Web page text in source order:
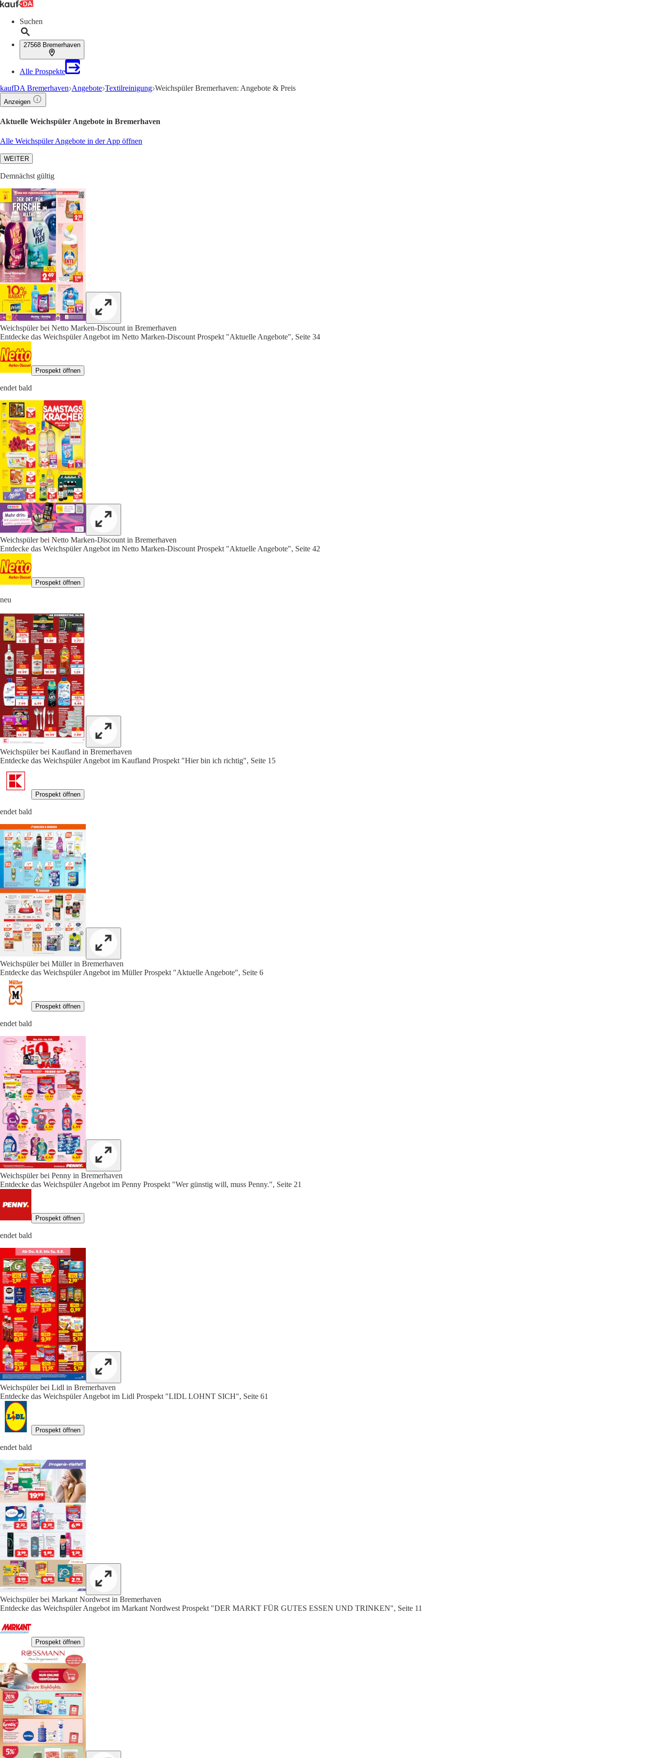
Suchen
27568 Bremerhaven
Alle Prospekte
kaufDA Bremerhaven Angebote Textilreinigung Weichspüler Bremerhaven: Angebote & Preis
Anzeigen
Aktuelle Weichspüler Angebote in Bremerhaven
Alle Weichspüler Angebote in der App öffnen
WEITER
Demnächst gültig
Weichspüler bei Netto Marken-Discount in Bremerhaven
Entdecke das Weichspüler Angebot im Netto Marken-Discount Prospekt "Aktuelle Angebote", Seite 34
Prospekt öffnen
endet bald
Weichspüler bei Netto Marken-Discount in Bremerhaven
Entdecke das Weichspüler Angebot im Netto Marken-Discount Prospekt "Aktuelle Angebote", Seite 42
Prospekt öffnen
neu
Weichspüler bei Kaufland in Bremerhaven
Entdecke das Weichspüler Angebot im Kaufland Prospekt "Hier bin ich richtig", Seite 15
Prospekt öffnen
endet bald
Weichspüler bei Müller in Bremerhaven
Entdecke das Weichspüler Angebot im Müller Prospekt "Aktuelle Angebote", Seite 6
Prospekt öffnen
endet bald
Weichspüler bei Penny in Bremerhaven
Entdecke das Weichspüler Angebot im Penny Prospekt "Wer günstig will, muss Penny.", Seite 21
Prospekt öffnen
endet bald
Weichspüler bei Lidl in Bremerhaven
Entdecke das Weichspüler Angebot im Lidl Prospekt "LIDL LOHNT SICH", Seite 61
Prospekt öffnen
endet bald
Weichspüler bei Markant Nordwest in Bremerhaven
Entdecke das Weichspüler Angebot im Markant Nordwest Prospekt "DER MARKT FÜR GUTES ESSEN UND TRINKEN", Seite 11
Prospekt öffnen